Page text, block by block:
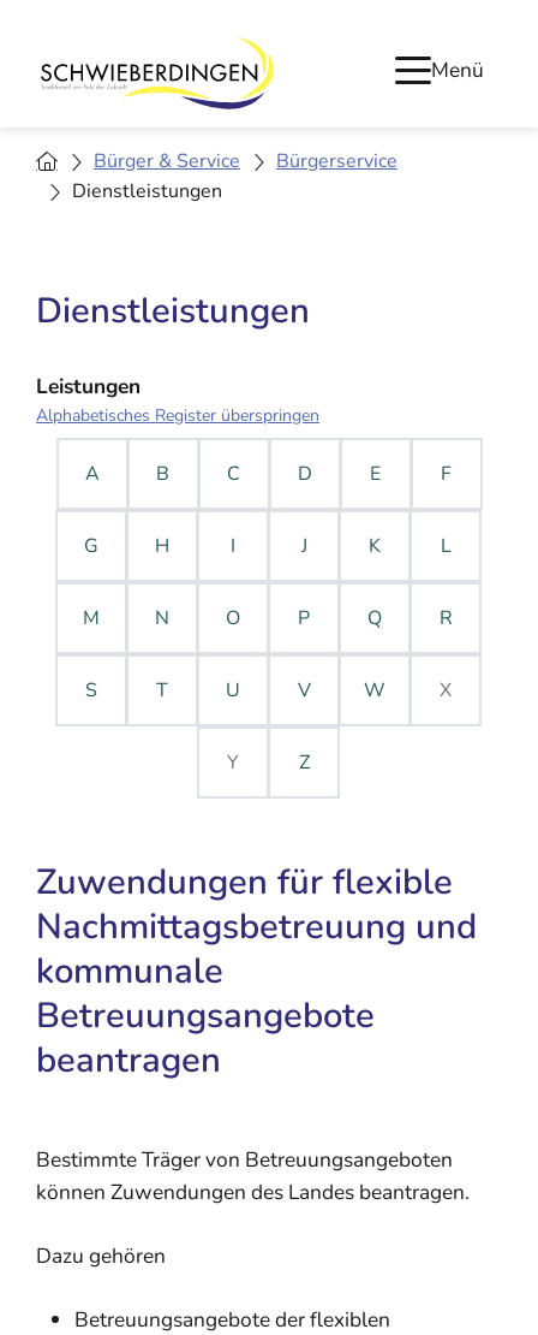
Menü
Bürger & Service
Bürgerservice
Dienstleistungen
Dienstleistungen
Leistungen
Alphabetisches Register überspringen
A B C D E F
G H I J K L
M N O P Q R
S T U V W X
Y Z
Zuwendungen für flexible
Nachmittagsbetreuung und
kommunale
Betreuungsangebote
beantragen
Bestimmte Träger von Betreuungsangeboten
können Zuwendungen des Landes beantragen.
Dazu gehören
Betreuungsangebote der flexiblen